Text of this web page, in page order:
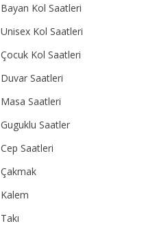
Bayan Kol Saatleri
Unisex Kol Saatleri
Çocuk Kol Saatleri
Duvar Saatleri
Masa Saatleri
Guguklu Saatler
Cep Saatleri
Çakmak
Kalem
Takı